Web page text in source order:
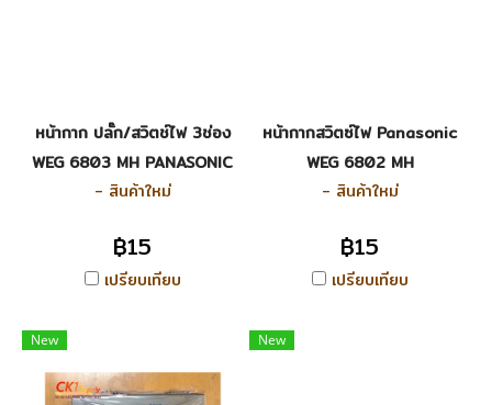
หน้ากาก ปลั๊ก/สวิตช์ไฟ 3ช่อง
WEG 6803 MH PANASONIC
- สินค้าใหม่
฿15
เปรียบเทียบ
หน้ากากสวิตซ์ไฟ Panasonic
WEG 6802 MH
- สินค้าใหม่
฿15
เปรียบเทียบ
New New